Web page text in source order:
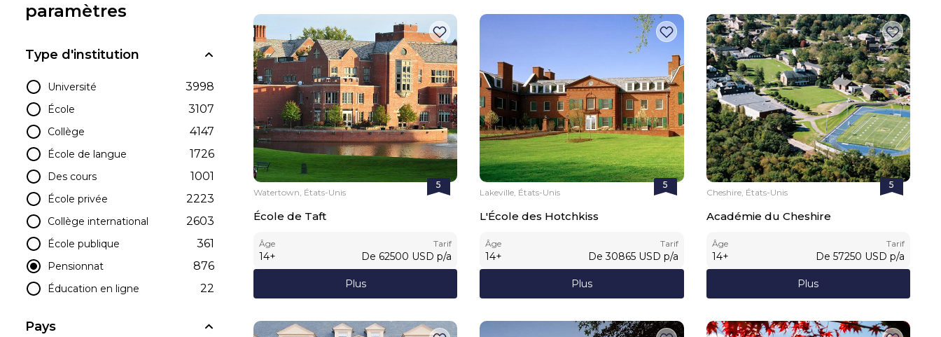
paramètres
Type d'institution
Université 3998
École 3107
Collège 4147
École de langue 1726
Des cours 1001
École privée 2223
Collège international 2603
École publique 361
Pensionnat 876
Éducation en ligne 22
Pays
5
Watertown, États-Unis
École de Taft
Âge
14+
Tarif
De 62500 USD p/a
Plus
5
Lakeville, États-Unis
L'École des Hotchkiss
Âge
14+
Tarif
De 30865 USD p/a
Plus
5
Cheshire, États-Unis
Académie du Cheshire
Âge
14+
Tarif
De 57250 USD p/a
Plus